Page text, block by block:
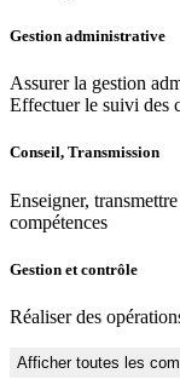
Gestion administrative
Assurer la gestion
Effectuer le suivi des
Conseil, Transmission
Enseigner,
compétences
Gestion et contrôle
Réaliser des
Afficher toutes les